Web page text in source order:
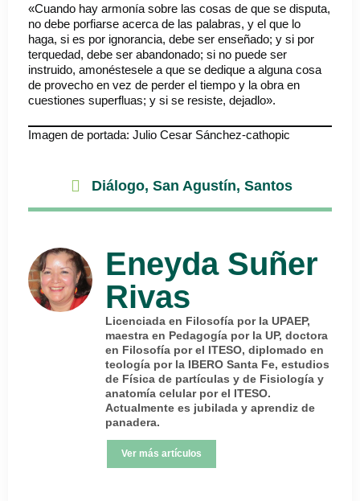
«Cuando hay armonía sobre las cosas de que se disputa,
no debe porfiarse acerca de las palabras, y el que lo
haga, si es por ignorancia, debe ser enseñado; y si por
terquedad, debe ser abandonado; si no puede ser
instruido, amonéstesele a que se dedique a alguna cosa
de provecho en vez de perder el tiempo y la obra en
cuestiones superfluas; y si se resiste, dejadlo».
Imagen de portada: Julio Cesar Sánchez-cathopic
Diálogo, San Agustín, Santos
Eneyda Suñer
Rivas
Licenciada en Filosofía por la UPAEP,
maestra en Pedagogía por la UP, doctora
en Filosofía por el ITESO, diplomado en
teología por la IBERO Santa Fe, estudios
de Física de partículas y de Fisiología y
anatomía celular por el ITESO.
Actualmente es jubilada y aprendiz de
panadera.
Ver más artículos